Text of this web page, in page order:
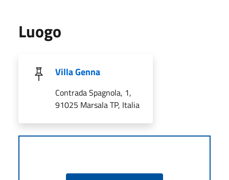
Luogo
Villa Genna
Contrada Spagnola, 1,
91025 Marsala TP, Italia